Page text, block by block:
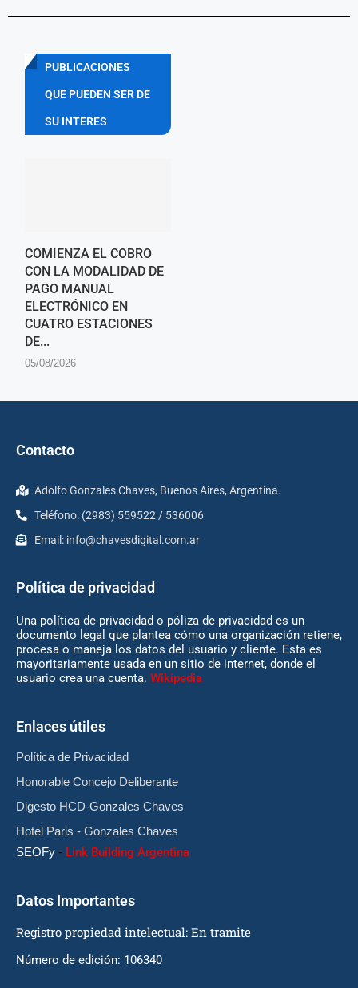
PUBLICACIONES
QUE PUEDEN SER DE
SU INTERES
COMIENZA EL COBRO
CON LA MODALIDAD DE
PAGO MANUAL
ELECTRÓNICO EN
CUATRO ESTACIONES
DE...
05/08/2026
Contacto
Adolfo Gonzales Chaves, Buenos Aires, Argentina.
Teléfono: (2983) 559522 / 536006
Email: info@chavesdigital.com.ar
Política de privacidad
Una política de privacidad o póliza de privacidad es un
documento legal que plantea cómo una organización retiene,
procesa o maneja los datos del usuario y cliente. Esta es
mayoritariamente usada en un sitio de internet, donde el
usuario crea una cuenta. Wikipedia
Enlaces útiles
Política de Privacidad
Honorable Concejo Deliberante
Digesto HCD-Gonzales Chaves
Hotel Paris - Gonzales Chaves
SEOFy - Link Building Argentina
Datos Importantes
Registro propiedad intelectual: En tramite
Número de edición: 106340